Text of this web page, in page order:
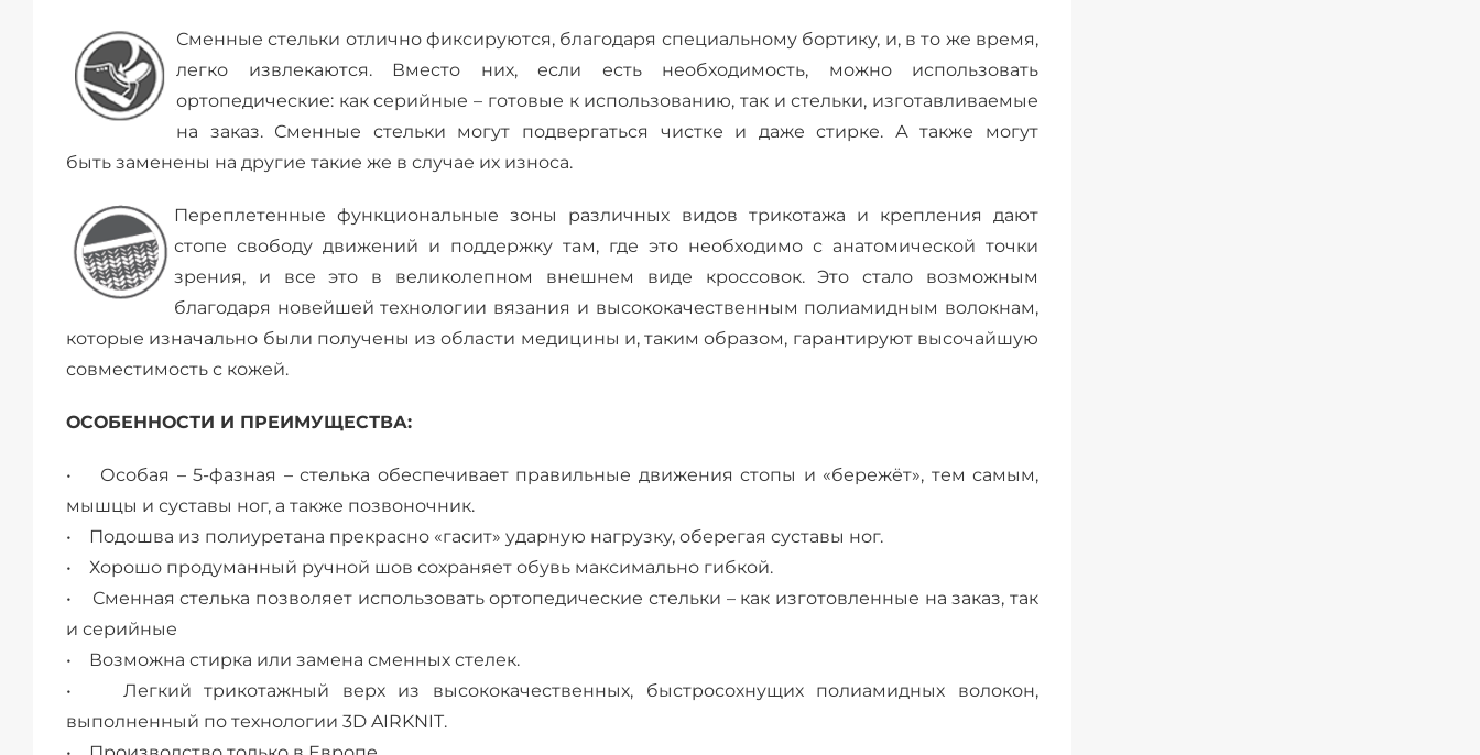
Сменные стельки отлично фиксируются, благодаря специальному бортику, и, в то же время,
легко извлекаются. Вместо них, если есть необходимость, можно использовать
ортопедические: как серийные – готовые к использованию, так и стельки, изготавливаемые
на заказ. Сменные стельки могут подвергаться чистке и даже стирке. А также могут
быть заменены на другие такие же в случае их износа.
Переплетенные функциональные зоны различных видов трикотажа и крепления дают
стопе свободу движений и поддержку там, где это необходимо с анатомической точки
зрения, и все это в великолепном внешнем виде кроссовок. Это стало возможным
благодаря новейшей технологии вязания и высококачественным полиамидным волокнам,
которые изначально были получены из области медицины и, таким образом, гарантируют высочайшую
совместимость с кожей.
ОСОБЕННОСТИ И ПРЕИМУЩЕСТВА:
• Особая – 5-фазная – стелька обеспечивает правильные движения стопы и «бережёт», тем самым,
мышцы и суставы ног, а также позвоночник.
• Подошва из полиуретана прекрасно «гасит» ударную нагрузку, оберегая суставы ног.
• Хорошо продуманный ручной шов сохраняет обувь максимально гибкой.
• Сменная стелька позволяет использовать ортопедические стельки – как изготовленные на заказ, так
и серийные
• Возможна стирка или замена сменных стелек.
• Легкий трикотажный верх из высококачественных, быстросохнущих полиамидных волокон,
выполненный по технологии 3D AIRKNIT.